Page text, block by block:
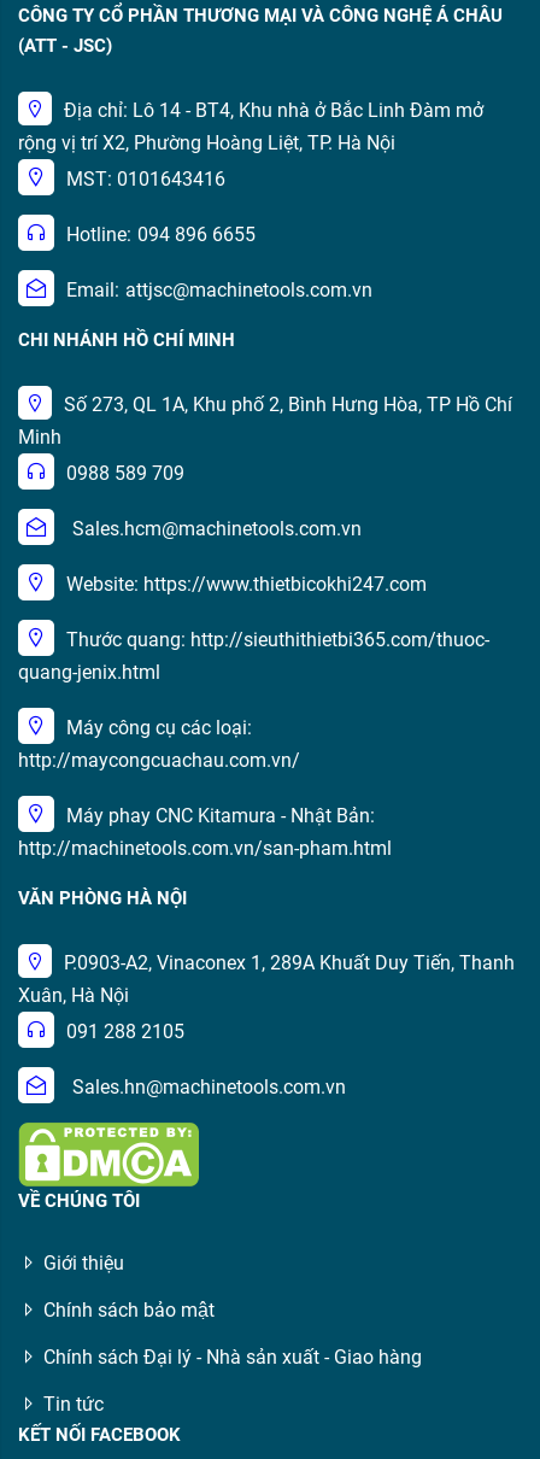
CÔNG TY CỔ PHẦN THƯƠNG MẠI VÀ CÔNG NGHỆ Á CHÂU
(ATT - JSC)
Địa chỉ: Lô 14 - BT4, Khu nhà ở Bắc Linh Đàm mở
rộng vị trí X2, Phường Hoàng Liệt, TP. Hà Nội
MST: 0101643416
Hotline: 094 896 6655
Email: attjsc@machinetools.com.vn
CHI NHÁNH HỒ CHÍ MINH
Số 273, QL 1A, Khu phố 2, Bình Hưng Hòa, TP Hồ Chí
Minh
0988 589 709
Sales.hcm@machinetools.com.vn
Website: https://www.thietbicokhi247.com
Thước quang: http://sieuthithietbi365.com/thuoc-
quang-jenix.html
Máy công cụ các loại:
http://maycongcuachau.com.vn/
Máy phay CNC Kitamura - Nhật Bản:
http://machinetools.com.vn/san-pham.html
VĂN PHÒNG HÀ NỘI
P.0903-A2, Vinaconex 1, 289A Khuất Duy Tiến, Thanh
Xuân, Hà Nội
091 288 2105
Sales.hn@machinetools.com.vn
VỀ CHÚNG TÔI
Giới thiệu
Chính sách bảo mật
Chính sách Đại lý - Nhà sản xuất - Giao hàng
Tin tức
KẾT NỐI FACEBOOK